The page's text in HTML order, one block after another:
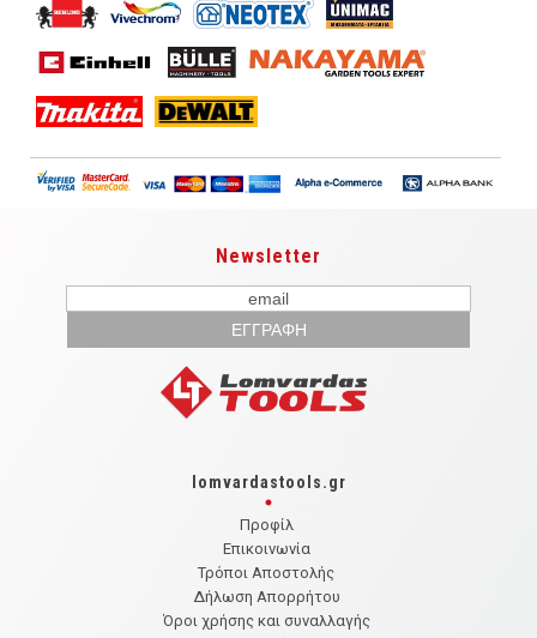
Newsletter
lomvardastools.gr
Προφίλ
Επικοινωνία
Τρόποι Αποστολής
Δήλωση Απορρήτου
Όροι χρήσης και συναλλαγής